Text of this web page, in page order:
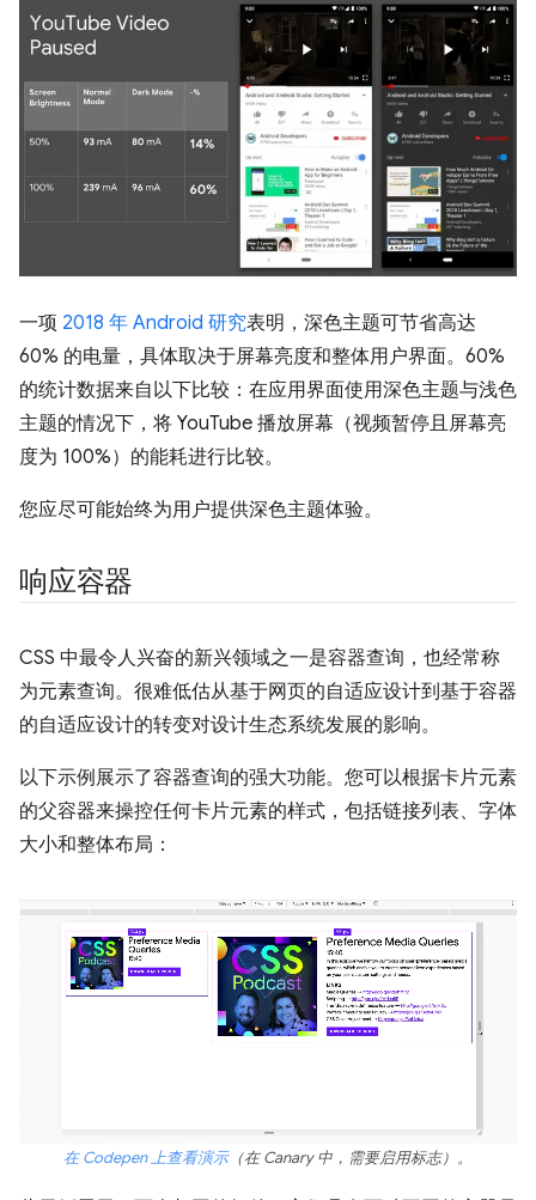
一项 2018 年 Android 研究表明，深色主题可节省高达
60% 的电量，具体取决于屏幕亮度和整体用户界面。60%
的统计数据来自以下比较：在应用界面使用深色主题与浅色
主题的情况下，将 YouTube 播放屏幕（视频暂停且屏幕亮
度为 100%）的能耗进行比较。
您应尽可能始终为用户提供深色主题体验。
响应容器
CSS 中最令人兴奋的新兴领域之一是容器查询，也经常称
为元素查询。很难低估从基于网页的自适应设计到基于容器
的自适应设计的转变对设计生态系统发展的影响。
以下示例展示了容器查询的强大功能。您可以根据卡片元素
的父容器来操控任何卡片元素的样式，包括链接列表、字体
大小和整体布局：
在 Codepen 上查看演示（在 Canary 中，需要启用标志）。